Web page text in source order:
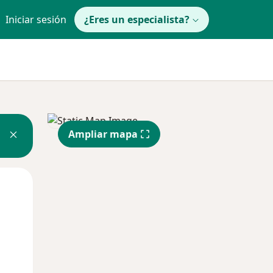
Iniciar sesión ¿Eres un especialista?
Ampliar mapa